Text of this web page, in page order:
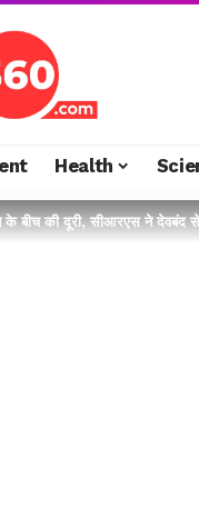
Health
के बीच की दूरी, सीआरएस ने